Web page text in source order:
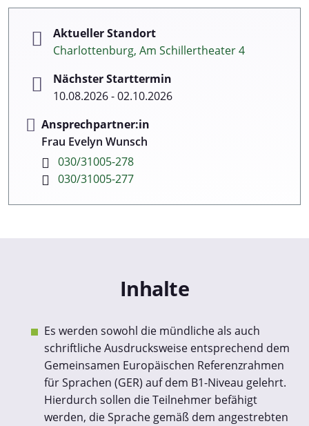
Aktueller Standort
Charlottenburg, Am Schillertheater 4
Nächster Starttermin
10.08.2026 - 02.10.2026
Ansprechpartner:in
Frau Evelyn Wunsch
030/31005-278
030/31005-277
Inhalte
Es werden sowohl die mündliche als auch
schriftliche Ausdrucksweise entsprechend dem
Gemeinsamen Europäischen Referenzrahmen
für Sprachen (GER) auf dem B1-Niveau gelehrt.
Hierdurch sollen die Teilnehmer befähigt
werden, die Sprache gemäß dem angestrebten